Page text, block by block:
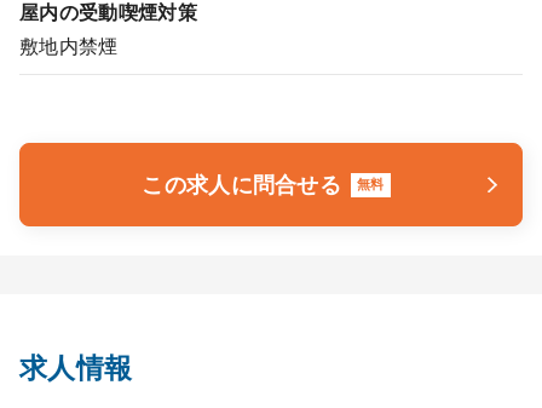
屋内の受動喫煙対策
敷地内禁煙
この求人に問合せる 無料
求人情報